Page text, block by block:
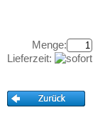
Taiwan
Thailand
Turkmenistan
Kataloge
Gutscheine
Menge:
Lieferzeit: